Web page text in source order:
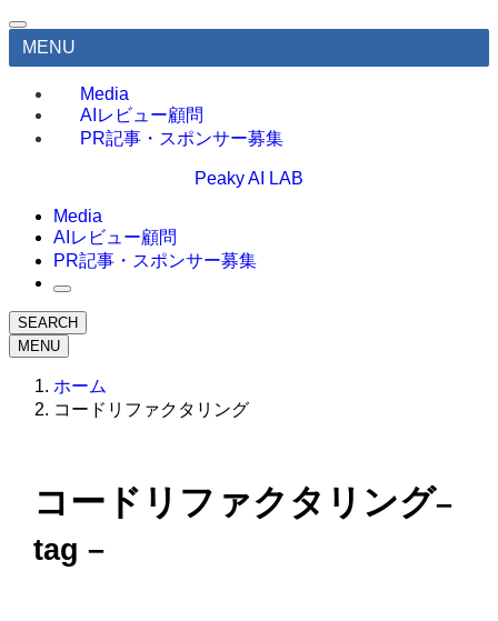
MENU
Media
AIレビュー顧問
PR記事・スポンサー募集
Peaky AI LAB
Media
AIレビュー顧問
PR記事・スポンサー募集
SEARCH
MENU
ホーム
コードリファクタリング
コードリファクタリング–
tag –